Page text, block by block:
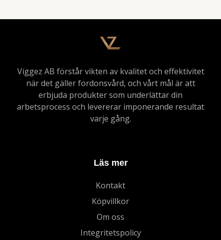
Viggez AB förstår vikten av kvalitet och effektivitet
när det gäller fordonsvård, och vårt mål är att
erbjuda produkter som underlättar din
arbetsprocess och levererar imponerande resultat
varje gång.
Läs mer
Kontakt
Köpvillkor
Om oss
Integritetspolicy